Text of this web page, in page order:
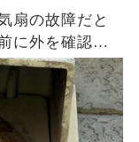
扇の故障だと
に外を確認し
体に絶句…放
たかもしれな